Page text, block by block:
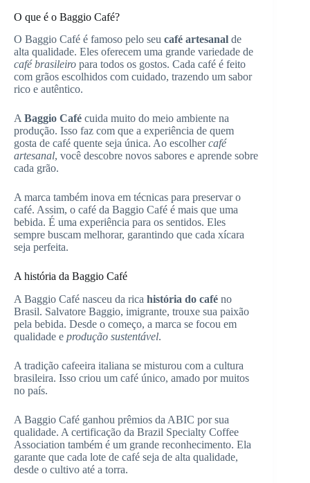
O que é o Baggio Café?
O Baggio Café é famoso pelo seu café artesanal de
alta qualidade. Eles oferecem uma grande variedade de
café brasileiro para todos os gostos. Cada café é feito
com grãos escolhidos com cuidado, trazendo um sabor
rico e autêntico.
ABaggio Café cuida muito do meio ambiente na
produção. Isso faz com que a experiência de quem
gosta de café quente seja única. Ao escolhercafé
artesanal, você descobre novos sabores e aprende sobre
cada grão.
A marca também inova em técnicas para preservar o
café. Assim, o café da Baggio Café é mais que uma
bebida. É uma experiência para os sentidos. Eles
sempre buscam melhorar, garantindo que cada xícara
seja perfeita.
A história da Baggio Café
A Baggio Café nasceu da rica história do café no
Brasil. Salvatore Baggio, imigrante, trouxe sua paixão
pela bebida. Desde o começo, a marca se focou em
qualidade e produção sustentável.
A tradição cafeeira italiana se misturou com a cultura
brasileira. Isso criou um café único, amado por muitos
no país.
A Baggio Café ganhou prêmios da ABIC por sua
qualidade. A certificação da Brazil Specialty Coffee
Association também é um grande reconhecimento. Ela
garante que cada lote de café seja de alta qualidade,
desde o cultivo até a torra.